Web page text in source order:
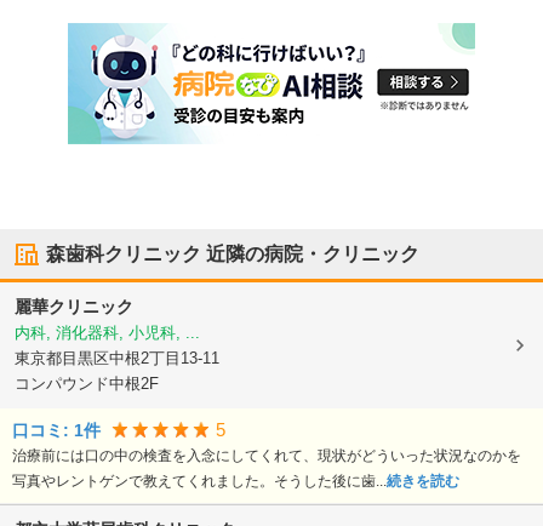
森歯科クリニック 近隣の病院・クリニック
麗華クリニック
内科, 消化器科, 小児科, ...
東京都目黒区中根2丁目13-11
コンパウンド中根2F
口コミ: 1件 5
治療前には口の中の検査を入念にしてくれて、現状がどういった状況なのかを
写真やレントゲンで教えてくれました。そうした後に歯... 続きを読む